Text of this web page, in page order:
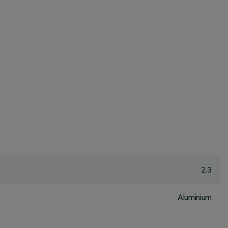
2.3
Aluminium